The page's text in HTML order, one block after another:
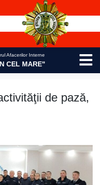
Afacerilor Interne
CEL MARE"
de pază,